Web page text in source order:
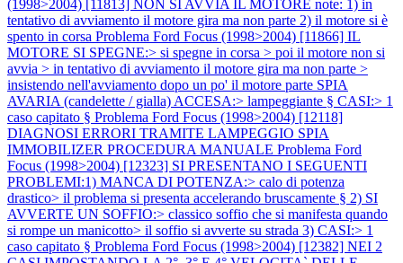
(1998>2004) [11813] NON SI AVVIA IL MOTORE note: 1) in
tentativo di avviamento il motore gira ma non parte 2) il motore si è
spento in corsa Problema Ford Focus (1998>2004) [11866] IL
MOTORE SI SPEGNE:> si spegne in corsa > poi il motore non si
avvia > in tentativo di avviamento il motore gira ma non parte >
insistendo nell'avviamento dopo un po' il motore parte SPIA
AVARIA (candelette / gialla) ACCESA:> lampeggiante § CASI:> 1
caso capitato § Problema Ford Focus (1998>2004) [12118]
DIAGNOSI ERRORI TRAMITE LAMPEGGIO SPIA
IMMOBILIZER PROCEDURA MANUALE Problema Ford
Focus (1998>2004) [12323] SI PRESENTANO I SEGUENTI
PROBLEMI:1) MANCA DI POTENZA:> calo di potenza
drastico> il problema si presenta accelerando bruscamente § 2) SI
AVVERTE UN SOFFIO:> classico soffio che si manifesta quando
si rompe un manicotto> il soffio si avverte su strada 3) CASI:> 1
caso capitato § Problema Ford Focus (1998>2004) [12382] NEI 2